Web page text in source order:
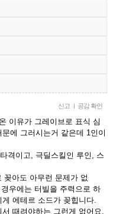
신고 | 공감 확인
이유가 그레이브로 표식 심
에 그러시는거 같은데 1인이
격이고, 극딜스킬인 루인, 스
꽂아도 아무런 문제가 없
우에는 터빌을 주력으로 하
에테르 소드가 꽂힙니다.
때려야하는 그런게 없어요.